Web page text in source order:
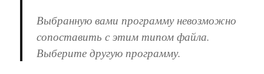
Выбранную вами программу невозможно
сопоставить с этим типом файла.
Выберите другую программу.